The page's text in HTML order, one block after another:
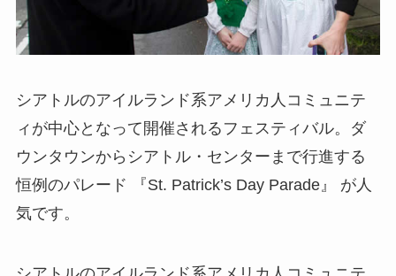
シアトルのアイルランド系アメリカ人コミュニテ
ィが中心となって開催されるフェスティバル。ダ
ウンタウンからシアトル・センターまで行進する
恒例のパレード 『St. Patrick’s Day Parade』 が人
気です。